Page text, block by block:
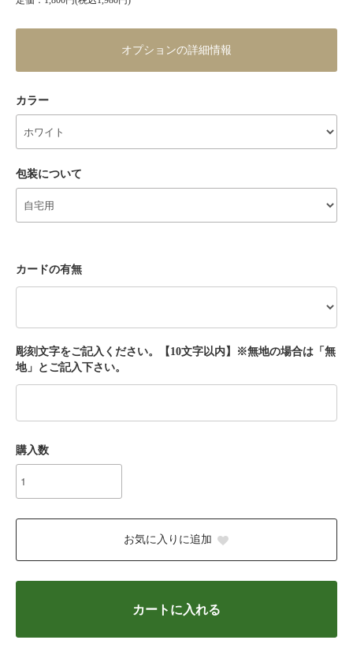
オプションの詳細情報
カラー
包装について
カードの有無
彫刻文字をご記入ください。【10文字以内】※無地の場合は「無
地」とご記入下さい。
購入数
お気に入りに追加
カートに入れる